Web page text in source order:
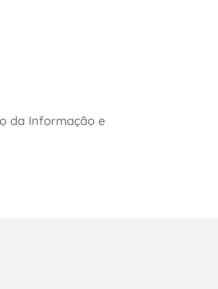
da Informação e